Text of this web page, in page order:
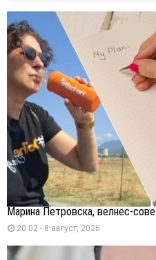
Марина Петровска, велнес-
20:02 - 8 август, 2026